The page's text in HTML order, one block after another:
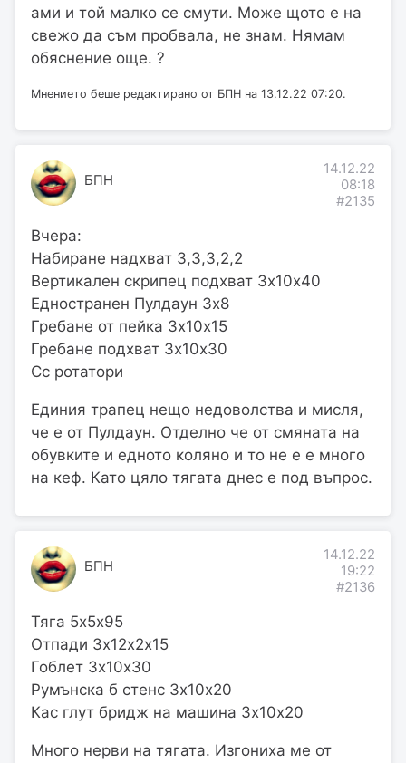
ами и той малко се смути. Може щото е на
свежо да съм пробвала, не знам. Нямам
обяснение още. ?
Мнението беше редактирано от БПН на 13.12.22 07:20.
БПН
14.12.22
08:18
#2135
Вчера:
Набиране надхват 3,3,3,2,2
Вертикален скрипец подхват 3х10х40
Едностранен Пулдаун 3х8
Гребане от пейка 3х10х15
Гребане подхват 3х10х30
Сс ротатори
Единия трапец нещо недоволства и мисля,
че е от Пулдаун. Отделно че от смяната на
обувките и едното коляно и то не е е много
на кеф. Като цяло тягата днес е под въпрос.
БПН
14.12.22
19:22
#2136
Тяга 5х5х95
Отпади 3х12х2х15
Гоблет 3х10х30
Румънска б стенс 3х10х20
Кас глут бридж на машина 3х10х20
Много нерви на тягата. Изгониха ме от